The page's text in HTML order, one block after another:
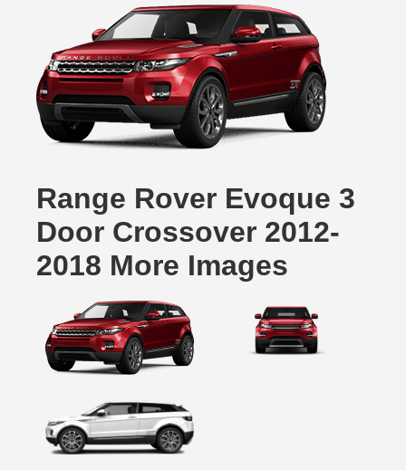
Range Rover Evoque 3
Door Crossover 2012-
2018 More Images